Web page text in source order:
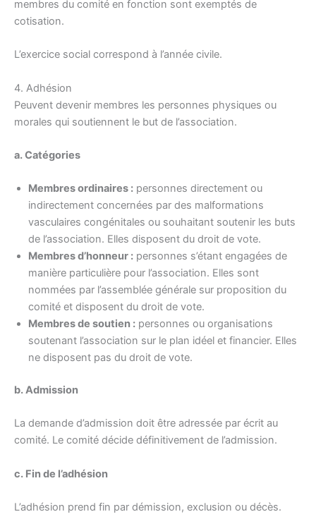
membres du comité en fonction sont exemptés de
cotisation.
L’exercice social correspond à l’année civile.
4. Adhésion
Peuvent devenir membres les personnes physiques ou
morales qui soutiennent le but de l’association.
a. Catégories
Membres ordinaires : personnes directement ou
indirectement concernées par des malformations
vasculaires congénitales ou souhaitant soutenir les buts
de l’association. Elles disposent du droit de vote.
Membres d’honneur : personnes s’étant engagées de
manière particulière pour l’association. Elles sont
nommées par l’assemblée générale sur proposition du
comité et disposent du droit de vote.
Membres de soutien : personnes ou organisations
soutenant l’association sur le plan idéel et financier. Elles
ne disposent pas du droit de vote.
b. Admission
La demande d’admission doit être adressée par écrit au
comité. Le comité décide définitivement de l’admission.
c. Fin de l’adhésion
L’adhésion prend fin par démission, exclusion ou décès.